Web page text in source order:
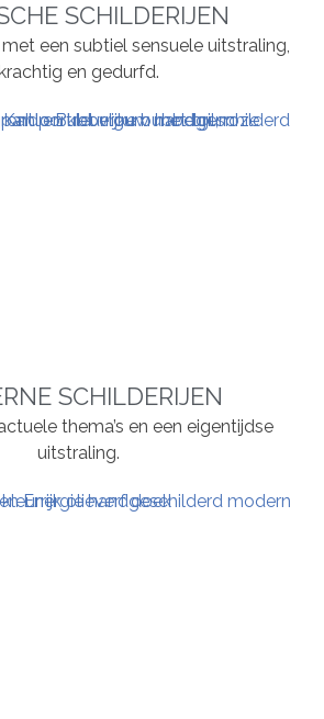
SCHILDERIJEN
een subtiel sensuele uitstraling,
krachtig en gedurfd.
SCHILDERIJEN
thema’s en een eigentijdse
uitstraling.